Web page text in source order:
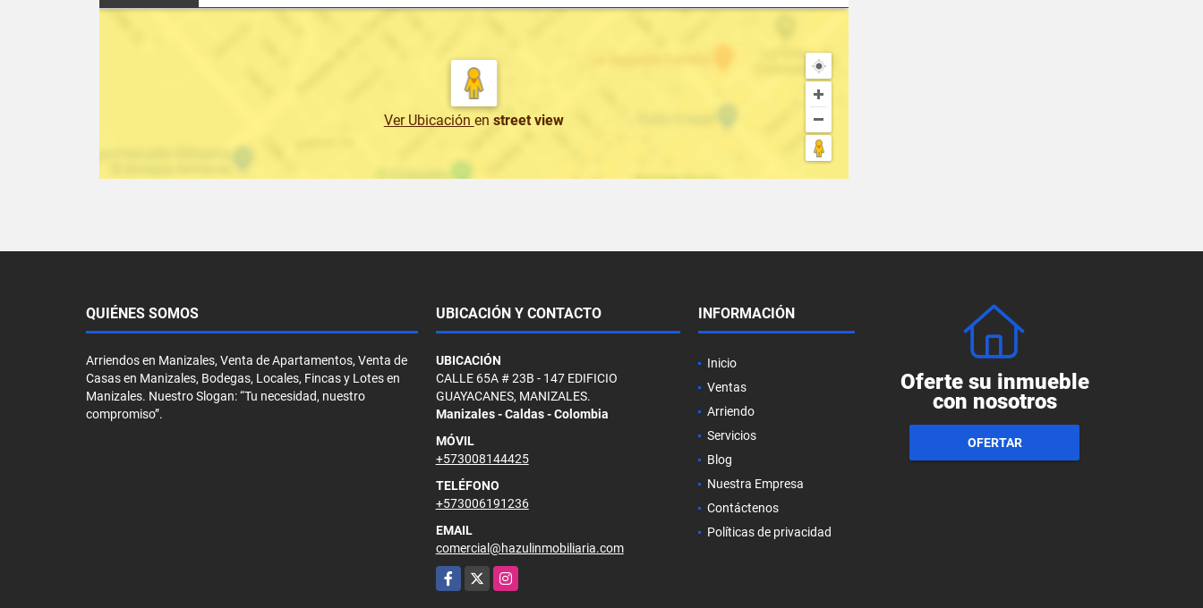
Ver Ubicación en street view
QUIÉNES SOMOS
Arriendos en Manizales, Venta de Apartamentos, Venta de
Casas en Manizales, Bodegas, Locales, Fincas y Lotes en
Manizales. Nuestro Slogan: “Tu necesidad, nuestro
compromiso”.
UBICACIÓN Y CONTACTO
UBICACIÓN
CALLE 65A # 23B - 147 EDIFICIO
GUAYACANES, MANIZALES.
Manizales - Caldas - Colombia
MÓVIL
+573008144425
TELÉFONO
+573006191236
EMAIL
comercial@hazulinmobiliaria.com
Facebook
X Instagram
INFORMACIÓN
Inicio
Ventas
Arriendo
Servicios
Blog
Nuestra Empresa
Contáctenos
Políticas de privacidad
Oferte su inmueble
con nosotros
OFERTAR